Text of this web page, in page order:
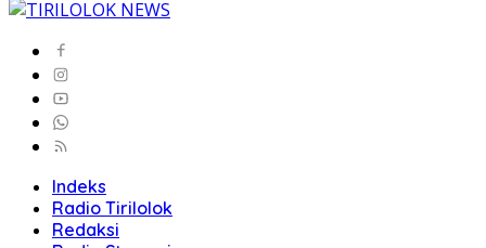
Indeks
Radio Tirilolok
Redaksi